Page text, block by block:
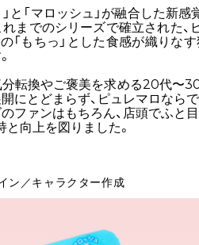
と「マロッシュ」が融合した新感
までのシリーズで確立された、
「もちっ」とした食感が織りな
転換やご褒美を求める20代〜
にとどまらず、ピュレマロなら
ファンはもちろん、店頭でふと
向上を図りました。
ン／キャラクター作成